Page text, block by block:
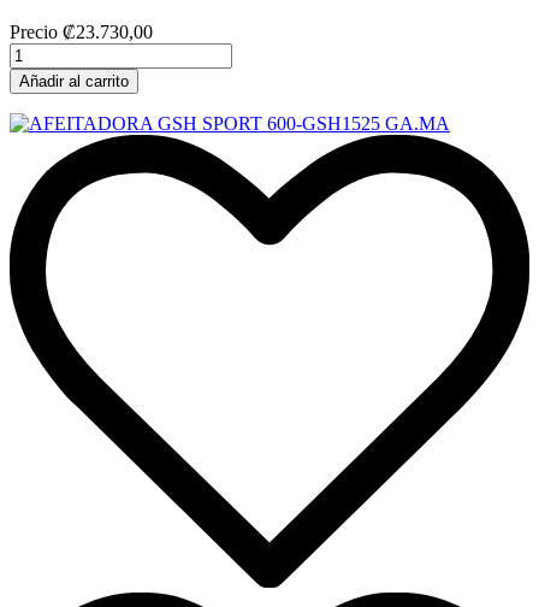
Precio ₡23.730,00
Añadir al carrito